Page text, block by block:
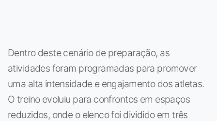
Dentro deste cenário de preparação, as
atividades foram programadas para promover
uma alta intensidade e engajamento dos atletas.
O treino evoluiu para confrontos em espaços
reduzidos, onde o elenco foi dividido em três